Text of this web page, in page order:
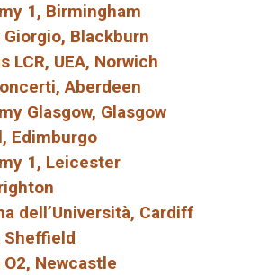
1, Birmingham
Giorgio, Blackburn
LCR, UEA, Norwich
Aberdeen
Glasgow, Glasgow
Edimburgo
1, Leicester
dell’Università, Cardiff
Sheffield
Newcastle